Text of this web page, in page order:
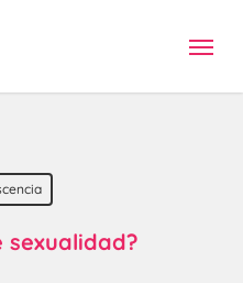
Menu
sexualidad?